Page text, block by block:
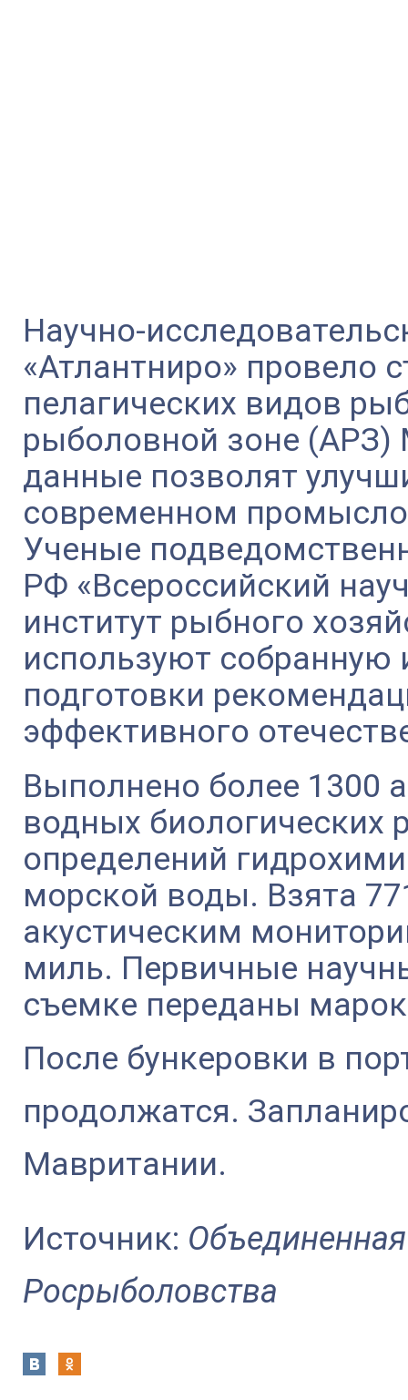
Научно-
«Атлантниро» провело
пелагических видов
рыболовной зоне
данные позволят
современном
Ученые
РФ «Всероссийский
институт рыбного
используют
подготовки
эффективного
Выполнено более 1300
водных биологических
определений
морской воды. Взята
акустическим
миль. Первичные
съемке переданы
После бункеровки в
продолжатся.
Мавритании.
Источник:
Росрыболовства